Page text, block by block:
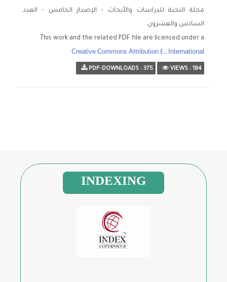
الإصدار الرابع - العدد
الرابع والعشرون
الإصدار الخامس - العدد
مجلة النخبة للدراسات والأبحاث - الإصدار الخامس - العدد
السادس والعشرون
This work and the related PDF file are licensed under a
Creative Commons Attribution 4.0 International
VIEWS : 184
PDF-DOWNLOADS : 375
INDEXING